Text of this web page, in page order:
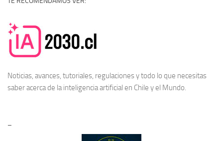
Noticias, avances, tutoriales, regulaciones y todo lo que necesitas
saber acerca de lainteligencia artificial en Chile y el Mundo.
–